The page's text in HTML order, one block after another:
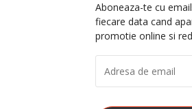
Aboneaza-te cu
fiecare data cand
promotie online si
DE
EMAIL